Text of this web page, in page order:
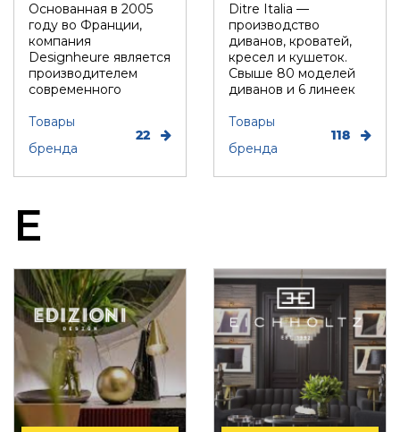
Основанная в 2005
году во Франции,
компания
Designheure является
производителем
современного
воплощает ...
Товары
бренда
22
Ditre Italia —
производство
диванов, кроватей,
кресел и кушеток.
Свыше 80 моделей
диванов и 6 линеек
разработ...
Товары
бренда
118
E